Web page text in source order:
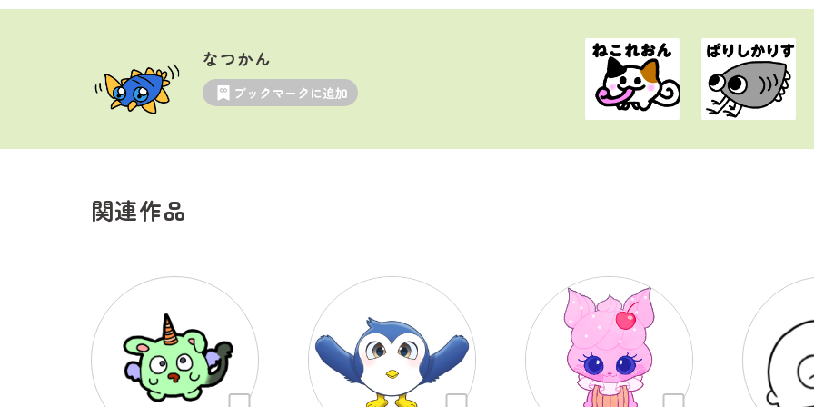
なつかん
ブックマークに追加
関連作品